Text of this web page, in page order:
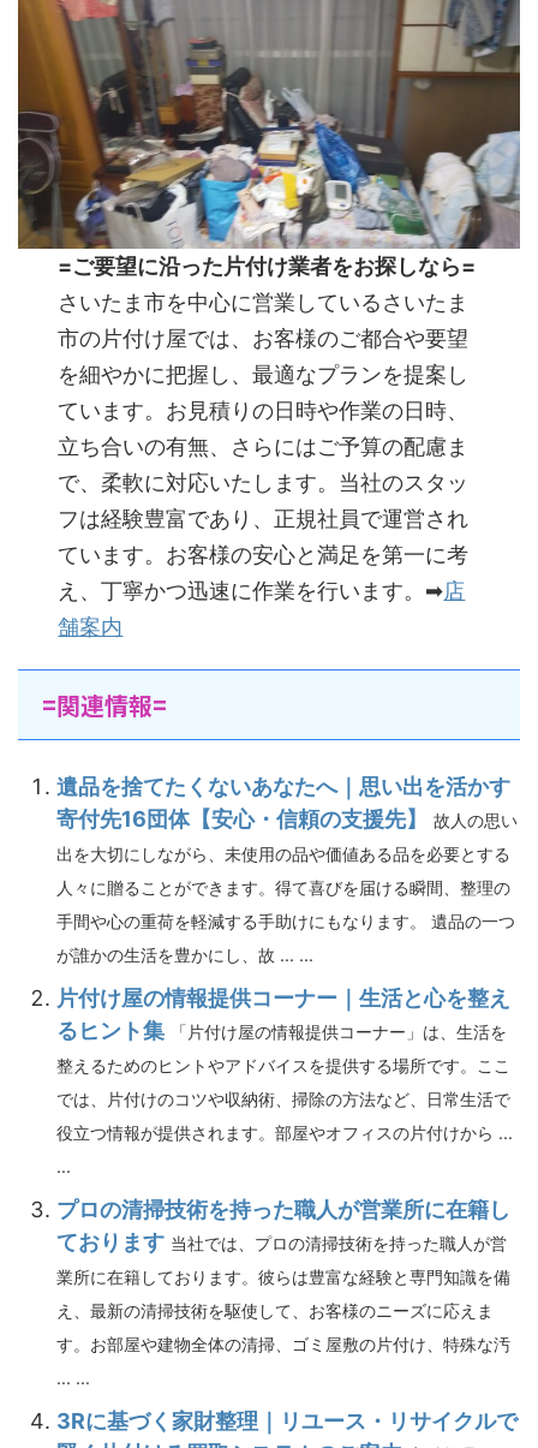
=ご要望に沿った片付け業者をお探しなら=
さいたま市を中心に営業しているさいたま
市の片付け屋では、お客様のご都合や要望
を細やかに把握し、最適なプランを提案し
ています。お見積りの日時や作業の日時、
立ち合いの有無、さらにはご予算の配慮ま
で、柔軟に対応いたします。当社のスタッ
フは経験豊富であり、正規社員で運営され
ています。お客様の安心と満足を第一に考
え、丁寧かつ迅速に作業を行います。➡店
舗案内
=関連情報=
遺品を捨てたくないあなたへ｜思い出を活かす
寄付先16団体【安心・信頼の支援先】
故人の思い
出を大切にしながら、未使用の品や価値ある品を必要とする
人々に贈ることができます。得て喜びを届ける瞬間、整理の
手間や心の重荷を軽減する手助けにもなります。 遺品の一つ
が誰かの生活を豊かにし、故 ... ...
片付け屋の情報提供コーナー｜生活と心を整え
るヒント集
「片付け屋の情報提供コーナー」は、生活を
整えるためのヒントやアドバイスを提供する場所です。ここ
では、片付けのコツや収納術、掃除の方法など、日常生活で
役立つ情報が提供されます。部屋やオフィスの片付けから ...
...
プロの清掃技術を持った職人が営業所に在籍し
ております 当社では、プロの清掃技術を持った職人が営
業所に在籍しております。彼らは豊富な経験と専門知識を備
え、最新の清掃技術を駆使して、お客様のニーズに応えま
す。お部屋や建物全体の清掃、ゴミ屋敷の片付け、特殊な汚
... ...
3Rに基づく家財整理｜リユース・リサイクルで